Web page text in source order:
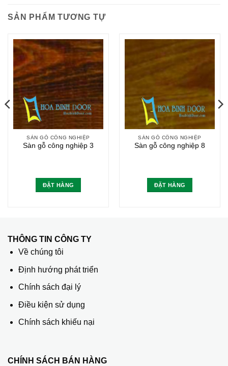
SẢN PHẨM TƯƠNG TỰ
SÀN GỖ CÔNG NGHIỆP
Sàn gỗ công nghiệp 3
ĐẶT HÀNG
SÀN GỖ CÔNG NGHIỆP
Sàn gỗ công nghiệp 8
ĐẶT HÀNG
THÔNG TIN CÔNG TY
Về chúng tôi
Định hướng phát triển
Chính sách đại lý
Điều kiện sử dụng
Chính sách khiếu nại
CHÍNH SÁCH BÁN HÀNG